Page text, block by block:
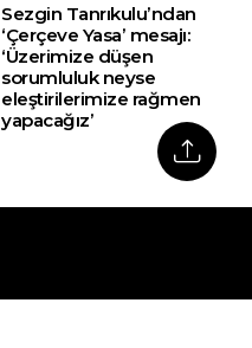
Sezgin Tanrıkulu’ndan
‘Çerçeve Yasa’ mesajı:
‘Üzerimize düşen
sorumluluk neyse
eleştirilerimize rağmen
yapacağız’